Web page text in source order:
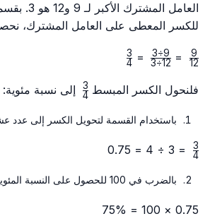
العامل
للكسر المعطى على العامل المشترك،
\frac{9}12
9
=
\frac{9
{12 ÷
12
÷
3
9
÷
3
=
\frac{3}4
3
فلنحول الكسر المبسط
\frac{3}4
3 إلى نسبة مئوية:
باستخدام القسمة لتحويل الكسر إلى
\frac{3}4
3
= 3 ÷ 4 = 0.75
بالضرب في 100 للحصول على النسبة المئوية، نحصل على:
0.75 × 100 = 75%